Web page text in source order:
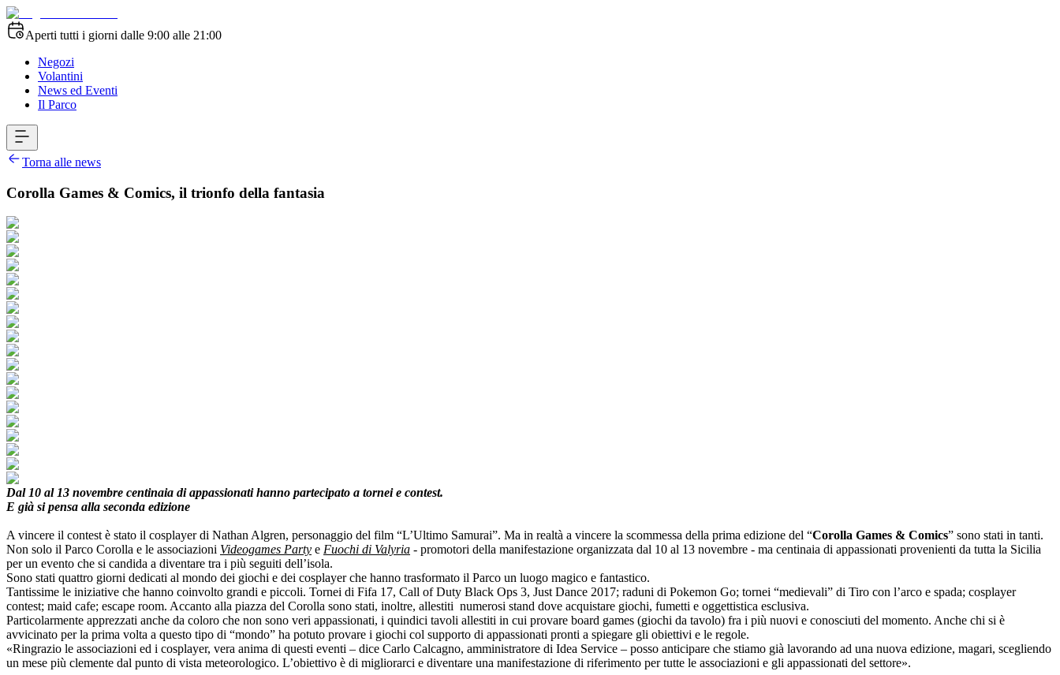
Aperti tutti i giorni dalle 9:00 alle 21:00
Negozi
Volantini
News ed Eventi
Il Parco
Torna alle news
Corolla Games & Comics, il trionfo della fantasia
Dal 10 al 13 novembre centinaia di appassionati hanno partecipato a tornei e contest.
E già si pensa alla seconda edizione
A vincere il contest è stato il cosplayer di Nathan Algren, personaggio del film “L’Ultimo Samurai”. Ma in realtà a vincere la scommessa della prima edizione del “Corolla Games & Comics” sono stati in tanti.
Non solo il Parco Corolla e le associazioni Videogames Party e Fuochi di Valyria - promotori della manifestazione organizzata dal 10 al 13 novembre - ma centinaia di appassionati provenienti da tutta la Sicilia
per un evento che si candida a diventare tra i più seguiti dell’isola.
Sono stati quattro giorni dedicati al mondo dei giochi e dei cosplayer che hanno trasformato il Parco un luogo magico e fantastico.
Tantissime le iniziative che hanno coinvolto grandi e piccoli. Tornei di Fifa 17, Call of Duty Black Ops 3, Just Dance 2017; raduni di Pokemon Go; tornei “medievali” di Tiro con l’arco e spada; cosplayer
contest; maid cafe; escape room. Accanto alla piazza del Corolla sono stati, inoltre, allestiti numerosi stand dove acquistare giochi, fumetti e oggettistica esclusiva.
Particolarmente apprezzati anche da coloro che non sono veri appassionati, i quindici tavoli allestiti in cui provare board games (giochi da tavolo) fra i più nuovi e conosciuti del momento. Anche chi si è
avvicinato per la prima volta a questo tipo di “mondo” ha potuto provare i giochi col supporto di appassionati pronti a spiegare gli obiettivi e le regole.
«Ringrazio le associazioni ed i cosplayer, vera anima di questi eventi – dice Carlo Calcagno, amministratore di Idea Service – posso anticipare che stiamo già lavorando ad una nuova edizione, magari, scegliendo
un mese più clemente dal punto di vista meteorologico. L’obiettivo è di migliorarci e diventare una manifestazione di riferimento per tutte le associazioni e gli appassionati del settore».